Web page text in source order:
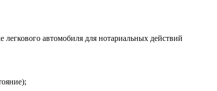
автомобиля для нотариальных действий